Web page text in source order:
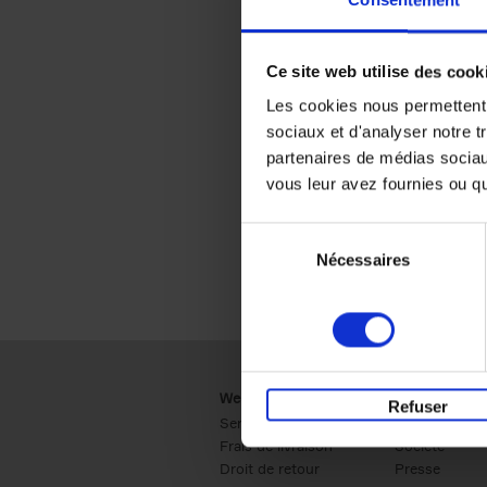
Ce site web utilise des
Les cookies nous
sociaux et d'analyser notre
partenaires de médias
vous leur avez fournies ou
Nécessaires
Refuser
Webshop
Service clients
Frais de livraison
Droit de retour
Business
Ventes
Société
Presse